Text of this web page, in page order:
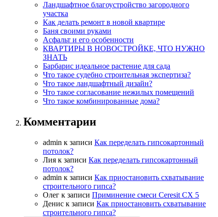
Ландшафтное благоустройство загородного
участка
Как делать ремонт в новой квартире
Баня своими руками
Асфальт и его особенности
КВАРТИРЫ В НОВОСТРОЙКЕ, ЧТО НУЖНО
ЗНАТЬ
Барбарис идеальное растение для сада
Что такое судебно строительная экспертиза?
Что такое ландшафтный дизайн?
Что такое согласование нежилых помещений
Что такое комбинированные дома?
Комментарии
admin к записи Как переделать гипсокартонный
потолок?
Лия к записи Как переделать гипсокартонный
потолок?
admin к записи Как приостановить схватывание
строительного гипса?
Олег к записи Приминение смеси Ceresit СХ 5
Денис к записи Как приостановить схватывание
строительного гипса?